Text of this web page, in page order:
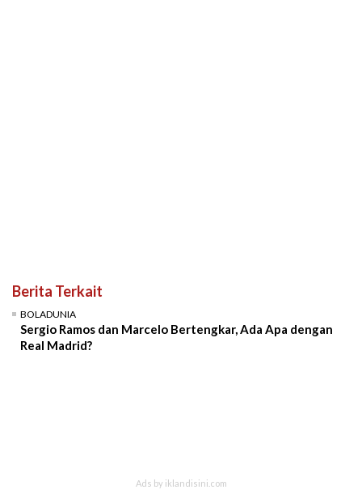
Berita Terkait
BOLADUNIA
Sergio Ramos dan Marcelo Bertengkar, Ada Apa dengan
Real Madrid?